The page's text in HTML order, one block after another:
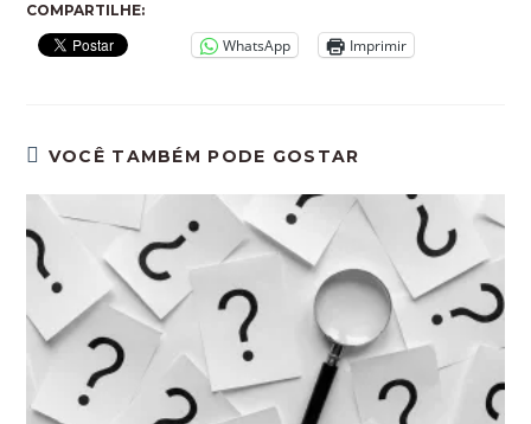
COMPARTILHE:
WhatsApp Imprimir
VOCÊ TAMBÉM PODE GOSTAR